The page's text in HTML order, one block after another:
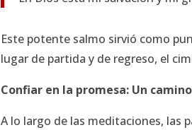
Este potente salmo sirvió como
lugar de partida y de regreso, el
Confiar en la promesa: Un
A lo largo de las meditaciones, las